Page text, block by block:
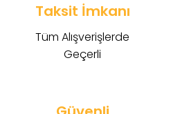
Taksit İmkanı
Tüm Alışverişlerde
Geçerli